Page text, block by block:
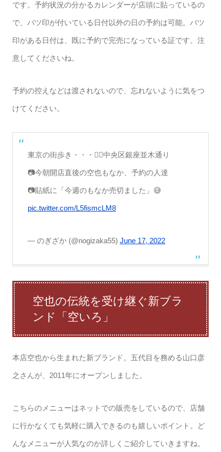
です。予約状況の分かるカレンダーが店頭に貼っているの
で、バツ印が付いている日付以外の日の予約は可能。バツ
印がある日付は、既に予約で完売になっている証です。注
意してくださいね。
予約の控えなどは渡されないので、忘れないように気をつ
けてください。
東京の街歩き・・・🚶‍♂️中央区銀座並木通り
📷今朝開店直後の空也もなか、予約の人達
📷貼紙に「今週のもなか売切ました」😅
pic.twitter.com/L5fismcLM8
— のぎざか (@nogizaka55) June 17, 2022
空也の伝統を受け継ぐ新ブラ
ンド「空いろ」
本店空也から生まれた新ブランド。五代目を務める山口彦
之さんが、2011年にオープンしました。
こちらのメニューはネットでの販売をしているので、店舗
に行かなくても気軽に購入できるのも嬉しいポイント。ど
んなメニューが人気なのか詳しくご紹介していきますね。